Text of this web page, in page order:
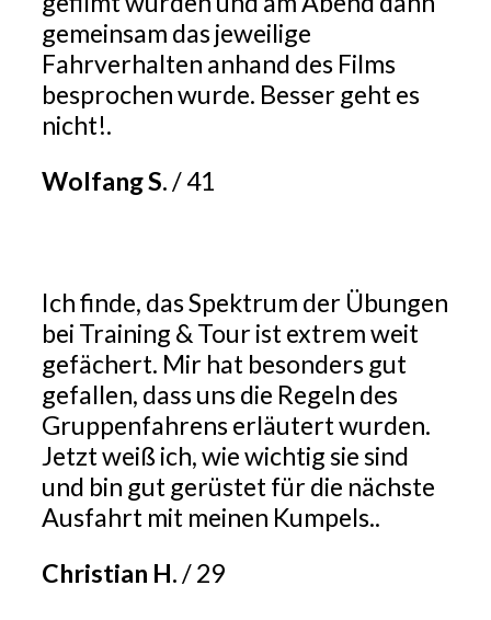
gemeinsam das jeweilige
Fahrverhalten anhand des Films
besprochen wurde. Besser geht es
nicht!.
Wolfang S./41
Ich finde, das Spektrum der Übungen
bei Training & Tour ist extrem weit
gefächert. Mir hat besonders gut
gefallen, dass uns die Regeln des
Gruppenfahrens erläutert wurden.
Jetzt weiß ich, wie wichtig sie sind
und bin gut gerüstet für die nächste
Ausfahrt mit meinen Kumpels..
Christian H./29